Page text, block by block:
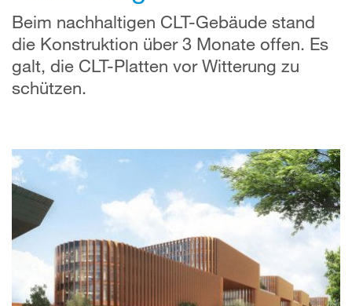
Beim nachhaltigen CLT-Gebäude stand
die Konstruktion über 3 Monate offen. Es
galt, die CLT-Platten vor Witterung zu
schützen.